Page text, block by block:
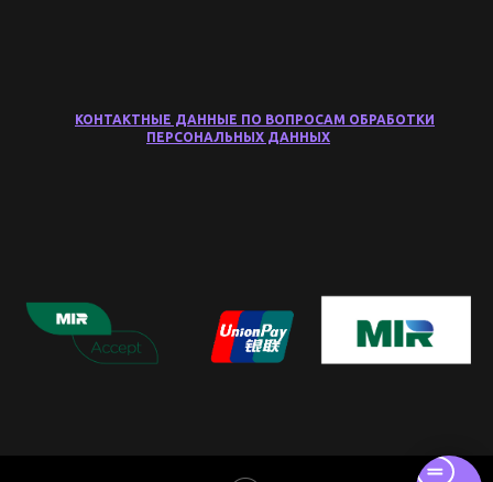
КОНТАКТНЫЕ ДАННЫЕ ПО ВОПРОСАМ ОБРАБОТКИ
ПЕРСОНАЛЬНЫХ ДАННЫХ